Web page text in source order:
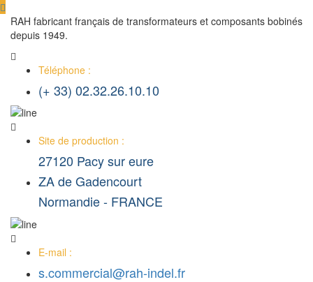
RAH fabricant français de transformateurs et composants bobinés
depuis 1949.
Téléphone :
(+ 33) 02.32.26.10.10
Site de production :
27120 Pacy sur eure
ZA de Gadencourt
Normandie - FRANCE
E-mail :
s.commercial@rah-indel.fr